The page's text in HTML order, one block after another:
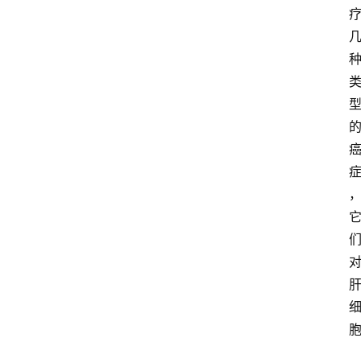
疗
几
种
类
型
的
癌
症
，
它
们
对
肝
细
胞